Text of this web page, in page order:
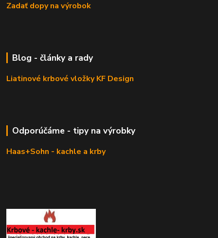
Zadať dopy na výrobok
Blog - články a rady
Liatinové krbové vložky KF Design
Odporúčáme - tipy na výrobky
Haas+Sohn - kachle a krby